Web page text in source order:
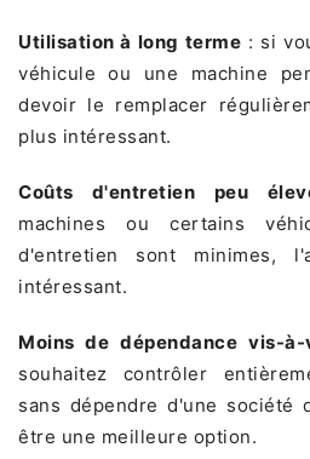
Utilisation à long terme : si
véhicule ou une machine
devoir le remplacer
plus intéressant.
Coûts d'entretien peu
machines ou certains
d'entretien sont minimes,
intéressant.
Moins de dépendance vis-
souhaitez contrôler
sans dépendre d'une société
être une meilleure option.